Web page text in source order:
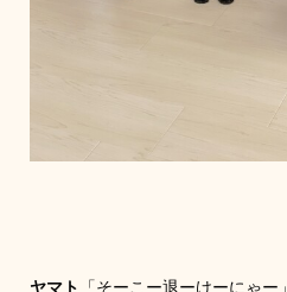
ヤマト 「そーこー退ーけーにゃー」